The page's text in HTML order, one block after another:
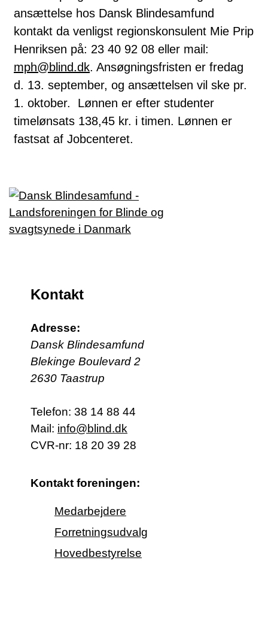
ansættelse hos Dansk Blindesamfund
kontakt da venligst regionskonsulent Mie Prip
Henriksen på: 23 40 92 08 eller mail:
mph@blind.dk. Ansøgningsfristen er fredag
d. 13. september, og ansættelsen vil ske pr.
1. oktober. Lønnen er efter studenter
timelønsats 138,45 kr. i timen. Lønnen er
fastsat af Jobcenteret.
Kontakt
Adresse:
Dansk Blindesamfund
Blekinge Boulevard 2
2630 Taastrup
Telefon: 38 14 88 44
Mail: info@blind.dk
CVR-nr: 18 20 39 28
Kontakt foreningen:
Medarbejdere
Forretningsudvalg
Hovedbestyrelse